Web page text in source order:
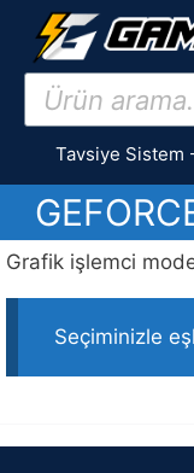
İçeriğe
Products
search
Tavsiye Sistem
Grafik işlemci
Seçiminizle